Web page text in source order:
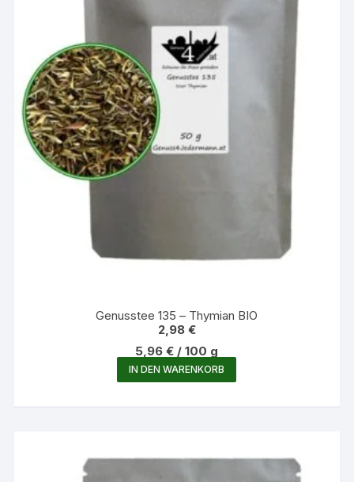
Genusstee 135 – Thymian BIO
2,98 €
5,96€ /100 g
IN DEN WARENKORB